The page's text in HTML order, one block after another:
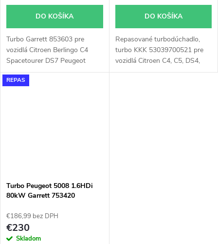
DO KOŠÍKA
Turbo Garrett 853603 pre
vozidlá Citroen Berlingo C4
Spacetourer DS7 Peugeot
3008 308 5008 508 Expert
Rifter Traveller 1.5HDi
DO KOŠÍKA
Repasované turbodúchadlo,
turbo KKK 53039700521 pre
vozidlá Citroen C4, C5, DS4,
DS5, Grand C4, Jumpy, Fiat
REPAS
Turbo Peugeot 5008 1.6HDi
80kW Garrett 753420
€186,99 bez DPH
€230
Skladom